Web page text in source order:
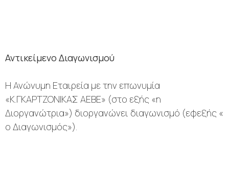
Αντικείμενο Διαγωνισμού
Η Ανώνυμη Εταιρεία με την επωνυμία
«Κ.ΓΚΑΡΤΖΟΝΙΚΑΣ ΑΕΒΕ» (στο εξής «η
Διοργανώτρια») διοργανώνει διαγωνισμό (εφεξής «
ο Διαγωνισμός»).